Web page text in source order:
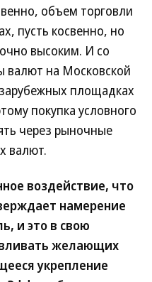
объем торговли
пусть косвенно, но
высоким. И со
валют на Московской
площадках
покупка условного
через рыночные
валют.
воздействие, что
намерение
и это в свою
желающих
укрепление